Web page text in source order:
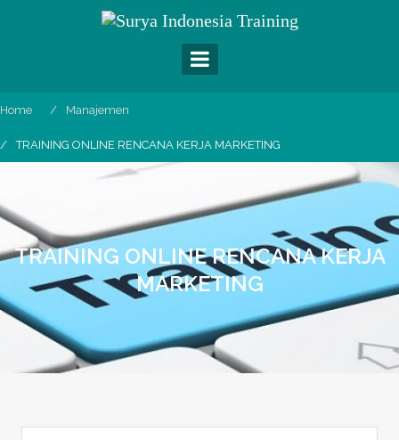
Home Manajemen
TRAINING ONLINE RENCANA KERJA MARKETING
TRAINING ONLINE RENCANA KERJA
MARKETING